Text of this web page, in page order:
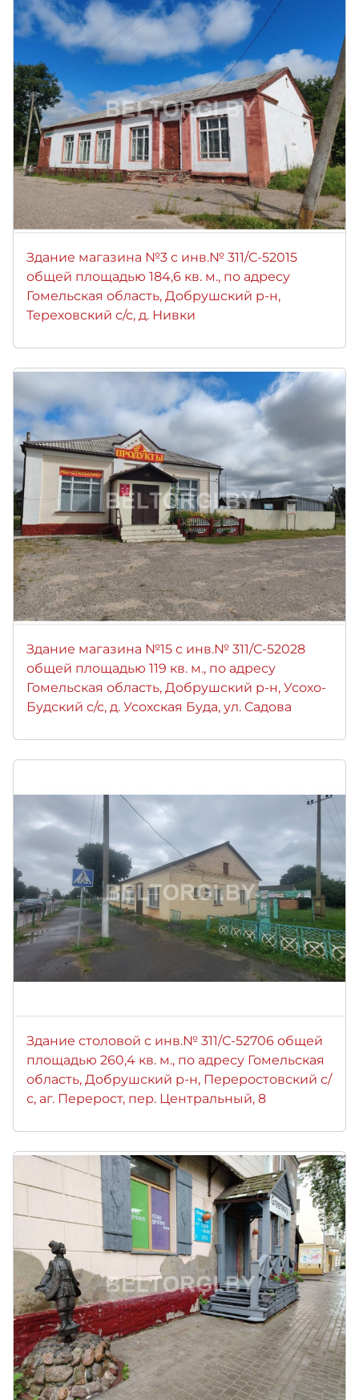
Здание магазина №3 с инв.№ 311/С-52015
общей площадью 184,6 кв. м., по адресу
Гомельская область, Добрушский р-н,
Тереховский с/с, д. Нивки
Здание магазина №15 с инв.№ 311/С-52028
общей площадью 119 кв. м., по адресу
Гомельская область, Добрушский р-н, Усохо-
Будский с/с, д. Усохская Буда, ул. Садова
Здание столовой с инв.№ 311/С-52706 общей
площадью 260,4 кв. м., по адресу Гомельская
область, Добрушский р-н, Переростовский с/
с, аг. Перерост, пер. Центральный, 8